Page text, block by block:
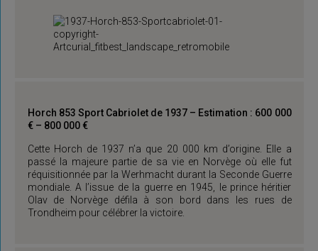
Horch 853 Sport Cabriolet de 1937 – Estimation : 600 000
€ – 800 000 €
Cette Horch de 1937 n’a que 20 000 km d’origine. Elle a
passé la majeure partie de sa vie en Norvège où elle fut
réquisitionnée par la Werhmacht durant la Seconde Guerre
mondiale. A l’issue de la guerre en 1945, le prince héritier
Olav de Norvège défila à son bord dans les rues de
Trondheim pour célébrer la victoire.